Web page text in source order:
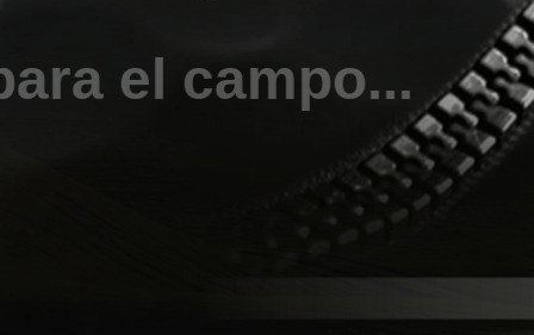
para el campo...